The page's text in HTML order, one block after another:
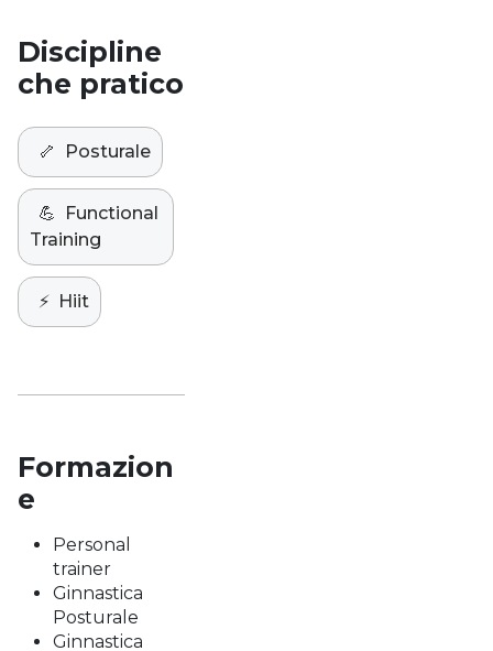
Discipline
che pratico
🦴 Posturale
💪
Functional
Training
⚡️ Hiit
Formazion
e
Personal
trainer
Ginnastica
Posturale
Ginnastica